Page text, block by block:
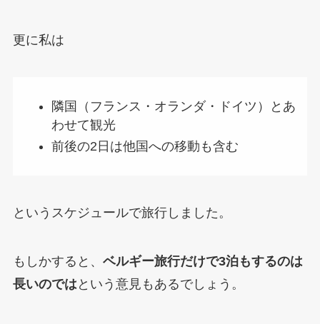
更に私は
隣国（フランス・オランダ・ドイツ）とあ
わせて観光
前後の2日は他国への移動も含む
というスケジュールで旅行しました。
もしかすると、 ベルギー旅行だけで3泊もするのは
長いのでは という意見もあるでしょう。